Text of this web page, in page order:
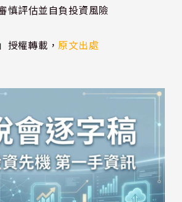
慎評估並自負投資風險
授權轉載，原文出處